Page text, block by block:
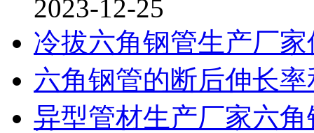
2023-12-25
冷拔六角钢管生产厂
六角钢管的断后伸长
异型管材生产厂家六